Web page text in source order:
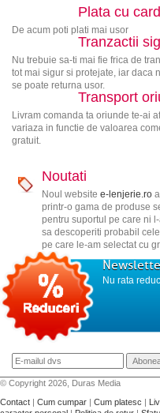
Plata cu
De acum poti plati mai usor
Tranzactii
Nu trebuie sa-ti mai fie frica de
tot mai sigur si protejate, iar daca
se poate returna usor.
Transport
Livram comanda ta oriunde te-ai
variaza in functie de valoarea
gratuit.
Noutati
Noul website e-lenjerie.ro
printr-o gama de produse
pentru suportul pe care ni
sa descoperiti probabil
pe care le-am selectat cu
Nu rata
© Copyright 2026, Duras Media
Contact | Cum cumpar | Cum platesc |